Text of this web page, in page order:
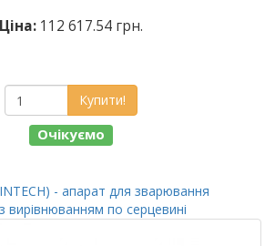
Ціна: 112 617.54 грн.
Купити!
Очікуємо
- апарат для зварювання
вирівнюванням по серцевині